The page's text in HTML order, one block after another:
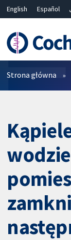
English Español
Bahasa Malaysia
ไ
简体中文
Filtry
Strona główna